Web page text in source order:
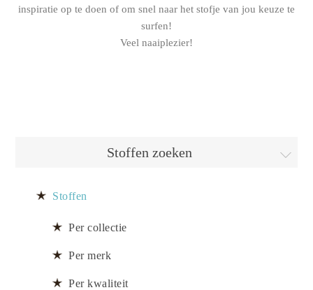
inspiratie op te doen of om snel naar het stofje van jou keuze te
surfen!
Veel naaiplezier!
Stoffen zoeken
Stoffen
Per collectie
Per merk
Per kwaliteit